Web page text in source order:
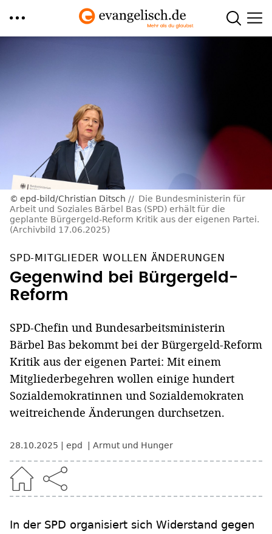
epd-bild/Christian Ditsch
Die Bundesministerin für
Arbeit und Soziales Bärbel Bas (SPD) erhält für die
geplante Bürgergeld-Reform Kritik aus der eigenen Partei.
(Archivbild 17.06.2025)
SPD-MITGLIEDER WOLLEN ÄNDERUNGEN
Gegenwind bei Bürgergeld-
Reform
SPD-Chefin und Bundesarbeitsministerin
Bärbel Bas bekommt bei der Bürgergeld-Reform
Kritik aus der eigenen Partei: Mit einem
Mitgliederbegehren wollen einige hundert
Sozialdemokratinnen und Sozialdemokraten
weitreichende Änderungen durchsetzen.
28.10.2025 epd Armut und Hunger
In der SPD organisiert sich Widerstand gegen